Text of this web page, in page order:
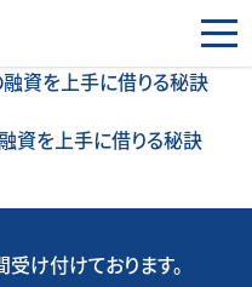
融資を上手に借りる秘訣
資を上手に借りる秘訣
け付けております。